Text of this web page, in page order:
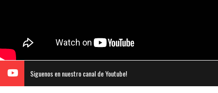
Siguenos en nuestro canal de Youtube!